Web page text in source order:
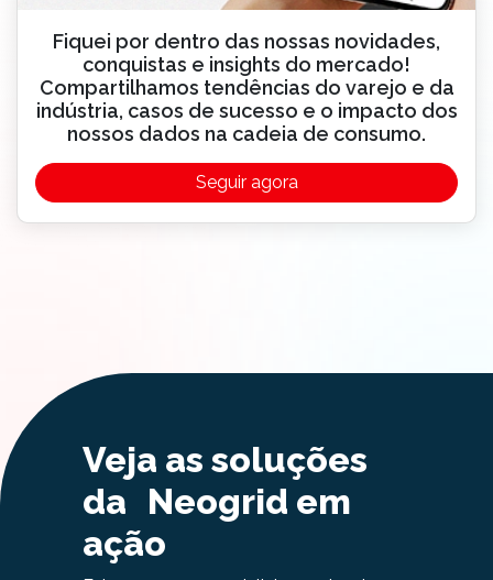
Fiquei por dentro das nossas novidades,
conquistas e insights do mercado!
Compartilhamos tendências do varejo e da
indústria, casos de sucesso e o impacto dos
nossos dados na cadeia de consumo.
Seguir agora
Veja as soluções
da Neogrid em
ação